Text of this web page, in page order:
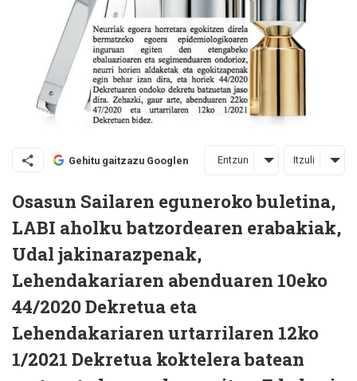
Gehitu gaitzazu Googlen Entzun Itzuli
Osasun Sailaren eguneroko buletina,
LABI aholku batzordearen erabakiak,
Udal jakinarazpenak,
Lehendakariaren abenduaren 10eko
44/2020 Dekretua eta
Lehendakariaren urtarrilaren 12ko
1/2021 Dekretua koktelera batean